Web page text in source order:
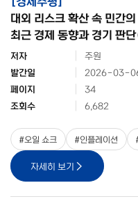
대외 리스크 확산 속 민간
최근 경제 동향과 경기 판
저자
주원
발간일
2026-03-
페이지
34
조회수
6,682
#오일 쇼크 #인플레이션
자세히 보기